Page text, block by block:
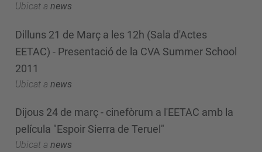
Ubicat a news
Dilluns 21 de Març a les 12h (Sala d'Actes
EETAC) - Presentació de la CVA Summer School
2011
Ubicat a news
Dijous 24 de març - cinefòrum a l'EETAC amb la
película "Espoir Sierra de Teruel"
Ubicat a news